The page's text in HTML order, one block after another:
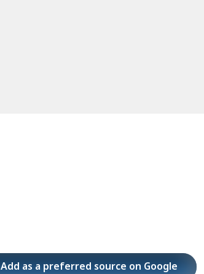
Add as a preferred source on Google